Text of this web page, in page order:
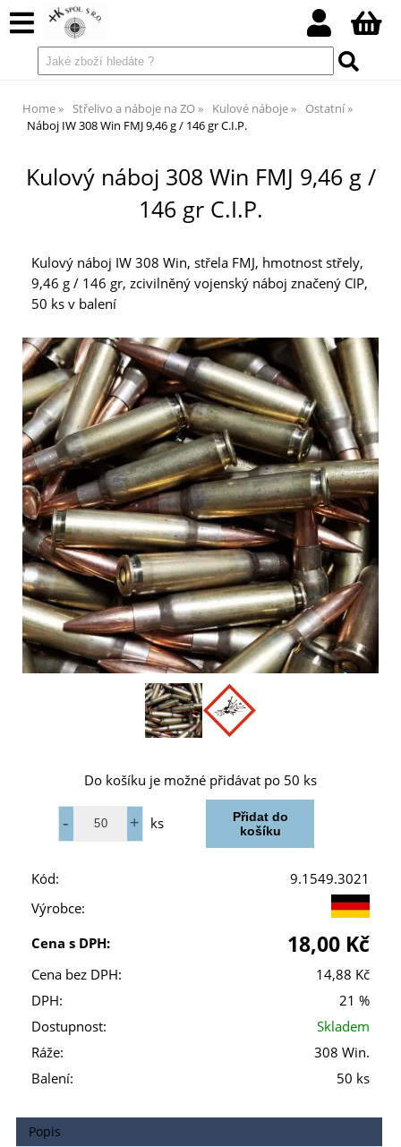
Home Střelivo a náboje na ZO Kulové náboje
Ostatní
Náboj IW 308 Win FMJ 9,46 g / 146 gr C.I.P.
Kulový náboj 308 Win FMJ 9,46 g /
146 gr C.I.P.
Kulový náboj IW 308 Win, střela FMJ, hmotnost střely,
9,46 g / 146 gr, zcivilněný vojenský náboj značený CIP,
50 ks v balení
Do košíku je možné přidávat po 50 ks
ks
Kód:
9.1549.3021
Výrobce:
Cena s DPH:
18,00 Kč
Cena bez DPH:
14,88 Kč
DPH:
21 %
Dostupnost:
Skladem
Ráže:
308 Win.
Balení:
50 ks
Popis